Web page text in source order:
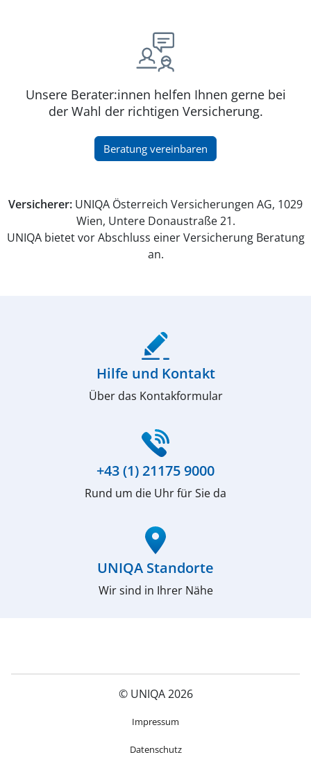
Unsere Berater:innen helfen Ihnen gerne bei
der Wahl der richtigen Versicherung.
Beratung vereinbaren
(öffnet in neuem Fenster)
Versicherer: UNIQA Österreich Versicherungen AG, 1029
Wien, Untere Donaustraße 21.
UNIQA bietet vor Abschluss einer Versicherung Beratung
an.
Hilfe und Kontakt
Über das Kontakformular
+43 (1) 21175 9000
Rund um die Uhr für Sie da
UNIQA Standorte
Wir sind in Ihrer Nähe
© UNIQA 2026
Impressum
Datenschutz